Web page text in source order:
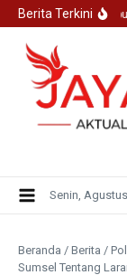
Lewati ke konten
Berita Terkini
KRYD
Senin,
Beranda / Berita /
Sumsel Tentang